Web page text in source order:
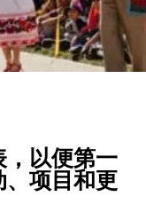
，以便第一
、项目和更